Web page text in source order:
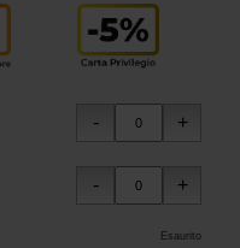
Esaurito